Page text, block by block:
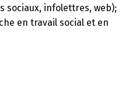
sociaux, infolettres, web);
en travail social et en